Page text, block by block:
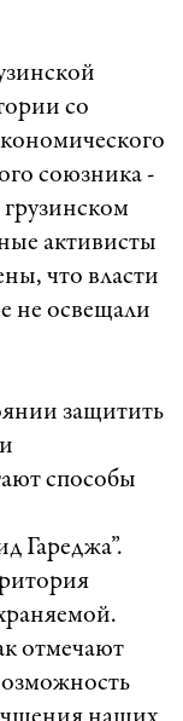
со
союзника -
активисты
что власти
не освещали
защитить
способы
Гареджа”.
отмечают